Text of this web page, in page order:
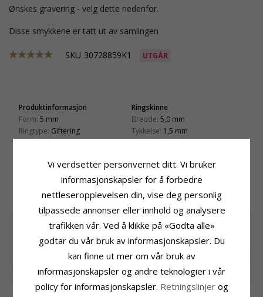
Ønskes gravering - velg dette nedenfor.
Disse smykkene er tatt ut av samlingen
SKU 30728859K1 UTGÅR
Produktinformasjon
Form: 5 mm
Ringtype: Giftering
Overflate:Blank
Ringskinne
Bredde: 5,0 mm
Tykkelse: 1,5 mm
BESLEKTEDE PRODUKTER
5 mm giftering i 9
5 mm giftering i 14
5 mm giftering i 14
Vi verdsetter personvernet ditt. Vi bruker
informasjonskapsler for å forbedre
nettleseropplevelsen din, vise deg personlig
tilpassede annonser eller innhold og analysere
trafikken vår. Ved å klikke på «Godta alle»
godtar du vår bruk av informasjonskapsler. Du
kan finne ut mer om vår bruk av
informasjonskapsler og andre teknologier i vår
policy for informasjonskapsler. Retningslinjer og